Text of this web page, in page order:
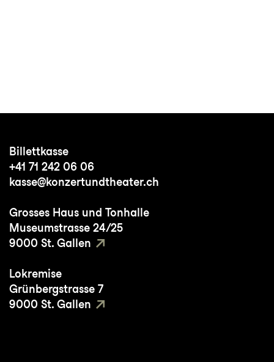
Billettkasse
+41 71 242 06 06
kasse@konzertundtheater.ch
Grosses Haus und Tonhalle
Museumstrasse 24/25
9000 St. Gallen
Lokremise
Grünbergstrasse 7
9000 St. Gallen